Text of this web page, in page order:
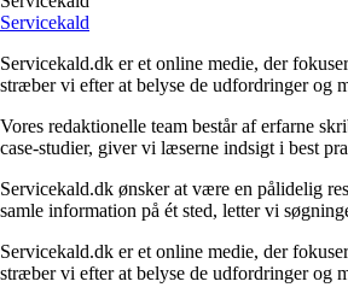
Servicekald
Servicekald.dk er et online medie, der
stræber vi efter at belyse de udfordringer og
Vores redaktionelle team består af erfarne
case-studier, giver vi læserne indsigt i best
Servicekald.dk ønsker at være en pålidelig
samle information på ét sted, letter vi
Servicekald.dk er et online medie, der
stræber vi efter at belyse de udfordringer og